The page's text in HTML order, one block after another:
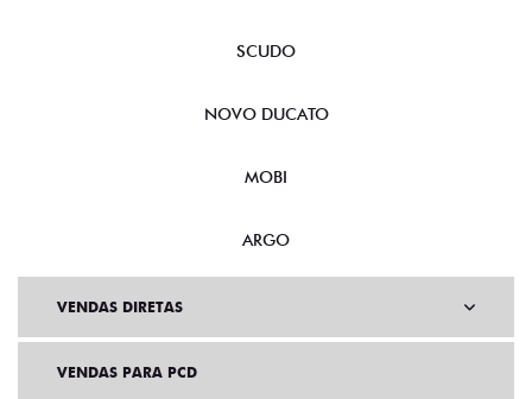
SCUDO
NOVO DUCATO
MOBI
ARGO
VENDAS DIRETAS
VENDAS PARA PCD